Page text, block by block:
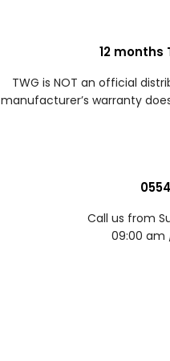
12 months
TWG is NOT an official
manufacturer’s warranty
Call us from
09:00 am